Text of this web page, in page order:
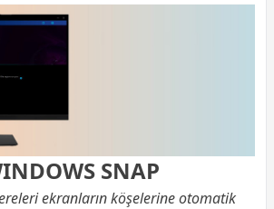
SNAP
ekranların köşelerine otomatik